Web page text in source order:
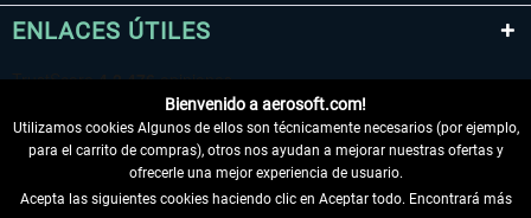
ENLACES ÚTILES
Bienvenido a aerosoft.com!
Utilizamos cookies Algunos de ellos son técnicamente necesarios (por ejemplo,
para el carrito de compras), otros nos ayudan a mejorar nuestras ofertas y
ofrecerle una mejor experiencia de usuario.
Acepta las siguientes cookies haciendo clic en Aceptar todo. Encontrará más